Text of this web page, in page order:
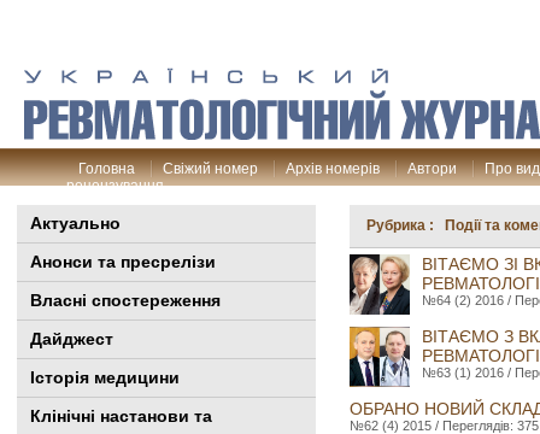
Головна Свіжий номер Архів номерів Автори
Про
рецензування
Актуально
Анонси та пресрелізи
Власні спостереження
Дайджест
Історія медицини
Клінiчні настанови та
Рубрика : Події та
ВІТАЄМО ЗІ
№64 (2) 2016 /
ВІТАЄМО З
№63 (1) 2016 /
ОБРАНО НОВИЙ СКЛАД
№62 (4) 2015 / Переглядів: 375